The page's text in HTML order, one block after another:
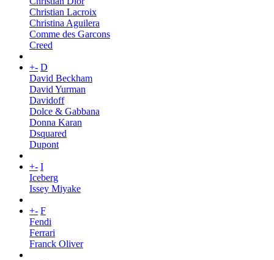
Christian Lacroix
Christina Aguilera
Comme des Garcons
Creed
+- D
David Beckham
David Yurman
Davidoff
Dolce & Gabbana
Donna Karan
Dsquared
Dupont
+- I
Iceberg
Issey Miyake
+- F
Fendi
Ferrari
Franck Oliver